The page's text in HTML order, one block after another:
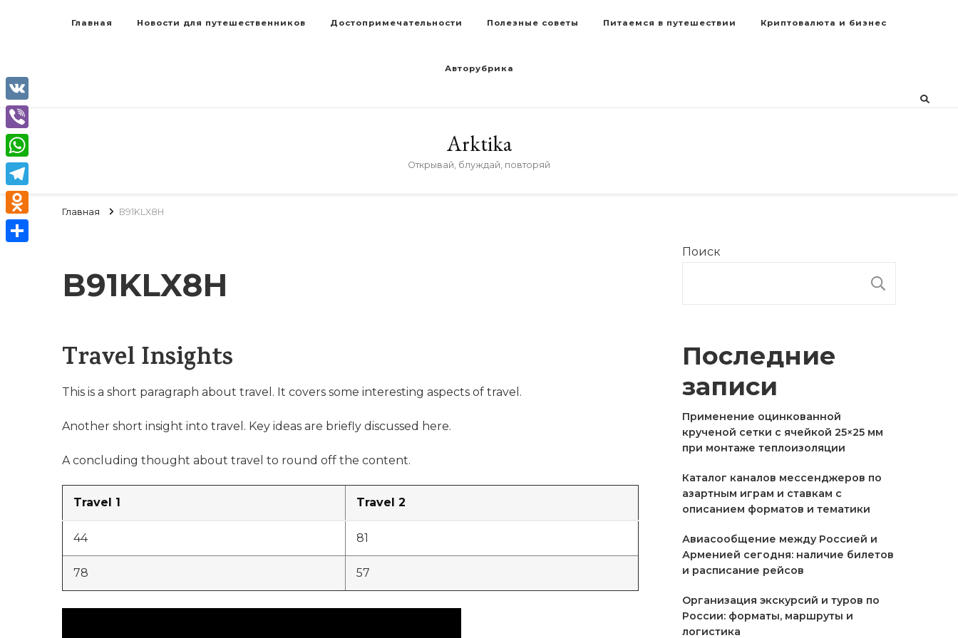
Главная Новости для путешественников Достопримечательности Полезные советы Питаемся в путешествии Криптовалюта и бизнес
Авторубрика
Arktika
Открывай, блуждай, повторяй
Главная B91KLX8H
B91KLX8H
Travel Insights
This is a short paragraph about travel. It covers some interesting aspects of travel.
Another short insight into travel. Key ideas are briefly discussed here.
A concluding thought about travel to round off the content.
Travel 1 Travel 2
44 81
78 57
Поиск
Последние
записи
Применение оцинкованной
крученой сетки с ячейкой 25×25 мм
при монтаже теплоизоляции
Каталог каналов мессенджеров по
азартным играм и ставкам с
описанием форматов и тематики
Авиасообщение между Россией и
Арменией сегодня: наличие билетов
и расписание рейсов
Организация экскурсий и туров по
России: форматы, маршруты и
логистика
VK
Viber
WhatsApp
Telegram
Odnoklassniki